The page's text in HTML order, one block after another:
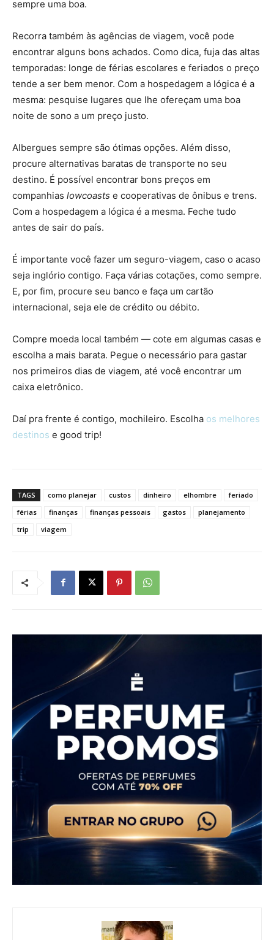
sempre uma boa.
Recorra também às agências de viagem, você pode
encontrar alguns bons achados. Como dica, fuja das altas
temporadas: longe de férias escolares e feriados o preço
tende a ser bem menor. Com a hospedagem a lógica é a
mesma: pesquise lugares que lhe ofereçam uma boa
noite de sono a um preço justo.
Albergues sempre são ótimas opções. Além disso,
procure alternativas baratas de transporte no seu
destino. É possível encontrar bons preços em
companhias lowcoasts e cooperativas de ônibus e trens.
Com a hospedagem a lógica é a mesma. Feche tudo
antes de sair do país.
É importante você fazer um seguro-viagem, caso o acaso
seja inglório contigo. Faça várias cotações, como sempre.
E, por fim, procure seu banco e faça um cartão
internacional, seja ele de crédito ou débito.
Compre moeda local também — cote em algumas casas e
escolha a mais barata. Pegue o necessário para gastar
nos primeiros dias de viagem, até você encontrar um
caixa eletrônico.
Daí pra frente é contigo, mochileiro. Escolha os melhores
destinos e good trip!
TAGS como planejar custos dinheiro elhombre
feriado
férias
finanças finanças pessoais gastos
planejamento
trip
viagem